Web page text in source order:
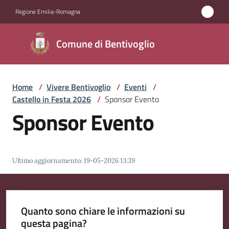
Regione Emilia-Romagna
Comune di Bentivoglio
Comune di
Bentivoglio
Amministrazione
Novità
Vivere
Bentivoglio
Home / Vivere Bentivoglio / Eventi /
Castello in Festa 2026 / Sponsor Evento
Sponsor Evento
Ultimo aggiornamento:19-05-2026 13:39
Quanto sono chiare le informazioni su
questa pagina?